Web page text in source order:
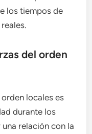
los tiempos de
del orden
locales es
durante los
relación con la